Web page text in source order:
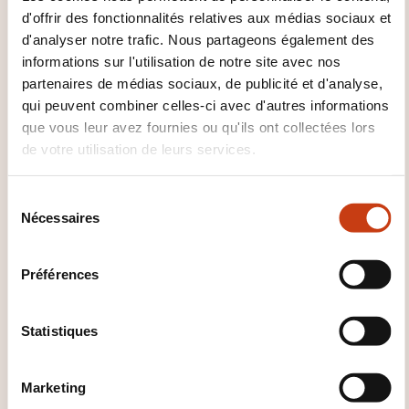
d'offrir des fonctionnalités relatives aux médias sociaux et
d'analyser notre trafic. Nous partageons également des
informations sur l'utilisation de notre site avec nos
partenaires de médias sociaux, de publicité et d'analyse,
qui peuvent combiner celles-ci avec d'autres informations
que vous leur avez fournies ou qu'ils ont collectées lors
de votre utilisation de leurs services.
Nécessaires
Préférences
Statistiques
Marketing
BTP
Qualité BTP
Réception travaux
Résistance ouvrage
Risque amiante
Risque
légionellose
Risque sanitaire bâtiment
Sécurité BTP
Terminologie BTP